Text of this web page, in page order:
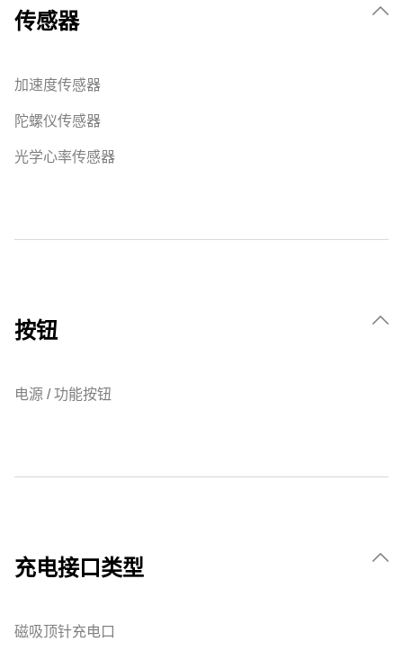
传感器
加速度传感器
陀螺仪传感器
光学心率传感器
按钮
电源 / 功能按钮
充电接口类型
磁吸顶针充电口